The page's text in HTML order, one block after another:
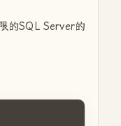
的SQL Server的